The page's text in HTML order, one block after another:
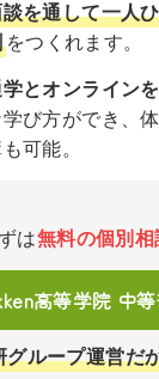
を通して一人
をつくれます。
とオンライン
び方ができ、
可能。
は無料の個別相
高等学院 中
グループ運営だ